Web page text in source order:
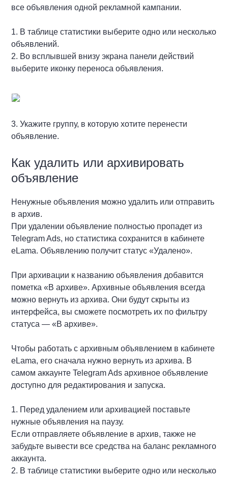
все объявления одной рекламной кампании.
1. В таблице статистики выберите одно или несколько
объявлений.
2. Во всплывшей внизу экрана панели действий
выберите иконку переноса объявления.
3. Укажите группу, в которую хотите перенести
объявление.
Как удалить или архивировать
объявление
Ненужные объявления можно удалить или отправить
в архив.
При удалении объявление полностью пропадет из
Telegram Ads, но статистика сохранится в кабинете
eLama. Объявлению получит статус «Удалено».
При архивации к названию объявления добавится
пометка «В архиве». Архивные объявления всегда
можно вернуть из архива. Они будут скрыты из
интерфейса, вы сможете посмотреть их по фильтру
статуса — «В архиве».
Чтобы работать с архивным объявлением в кабинете
eLama, его сначала нужно вернуть из архива. В
самом аккаунте Telegram Ads архивное объявление
доступно для редактирования и запуска.
1. Перед удалением или архивацией поставьте
нужные объявления на паузу.
Если отправляете объявление в архив, также не
забудьте вывести все средства на баланс рекламного
аккаунта.
2. В таблице статистики выберите одно или несколько